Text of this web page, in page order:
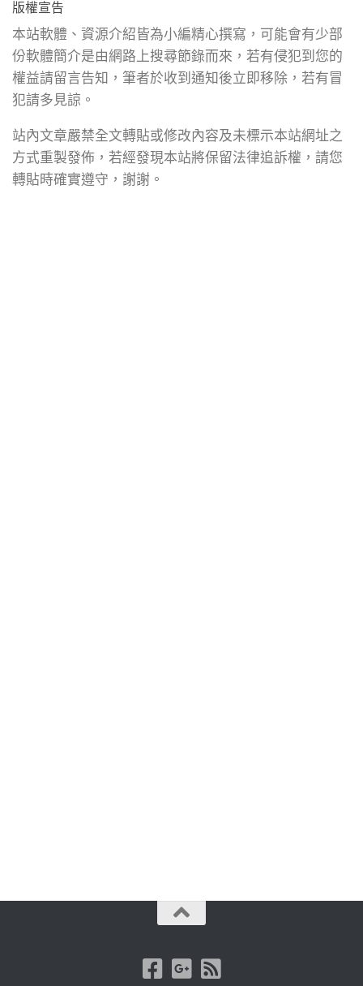
版權宣告
本站軟體、資源介紹皆為小編精心撰寫，可能會有少部
份軟體簡介是由網路上搜尋節錄而來，若有侵犯到您的
權益請留言告知，筆者於收到通知後立即移除，若有冒
犯請多見諒。
站內文章嚴禁全文轉貼或修改內容及未標示本站網址之
方式重製發佈，若經發現本站將保留法律追訴權，請您
轉貼時確實遵守，謝謝。